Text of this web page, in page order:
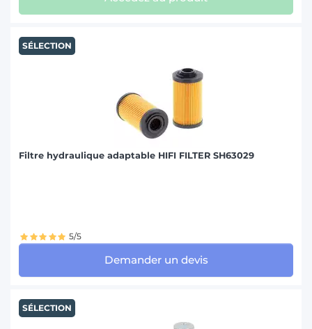
SÉLECTION
Filtre hydraulique adaptable HIFI FILTER SH63029
5/5
Demander un devis
SÉLECTION